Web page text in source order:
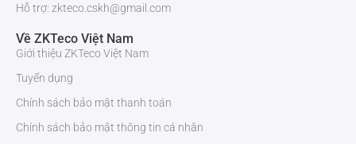
Hỗ trợ: zkteco.cskh@gmail.com
Về ZKTeco Việt Nam
Giới thiệu ZKTeco Việt Nam
Tuyển dụng
Chính sách bảo mật thanh toán
Chính sách bảo mật thông tin cá nhân